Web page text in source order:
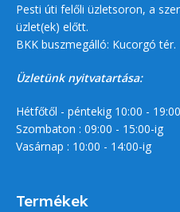
Pesti úti felőli üzletsoron, a
üzlet(ek) előtt.
BKK buszmegálló: Kucorgó tér.
Üzletünk nyitvatartása:
Hétfőtől - péntekig 10:00 -
Szombaton : 09:00 - 15:00-ig
Vasárnap : 10:00 - 14:00-ig
Termékek